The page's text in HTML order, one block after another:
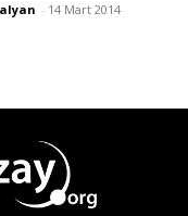
- 14 Mart 2014